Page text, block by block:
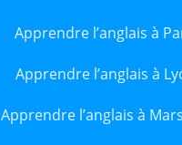
Apprendre l’anglais à
Apprendre l’anglais à
Apprendre l’anglais à